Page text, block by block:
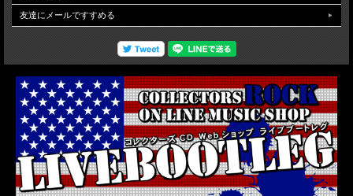
ールマッカートニーの絶好機が楽しめます。soundqualityはライン収録されたソー
スが使用され一部若干不安定感がある箇所がありますが気になるレベルでは、なく
友達にメールですすめる